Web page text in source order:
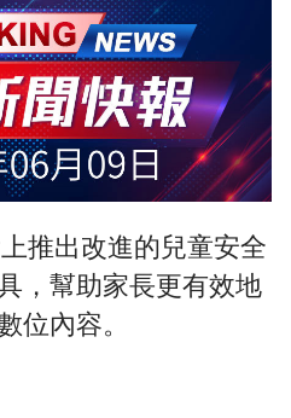
推出改進的兒童安全
，幫助家長更有效地
位內容。